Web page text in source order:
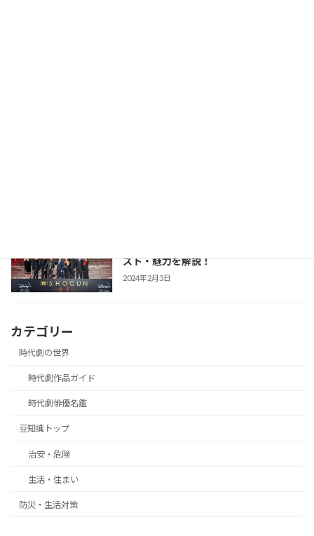
スト・魅力を解説！
2024年2月3日
カテゴリー
時代劇の世界
時代劇作品ガイド
時代劇俳優名鑑
豆知識トップ
治安・危険
生活・住まい
防災・生活対策